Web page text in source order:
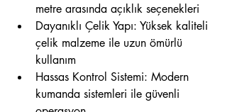
metre arasında açıklık seçenekleri
Dayanıklı Çelik Yapı: Yüksek kaliteli
çelik malzeme ile uzun ömürlü
kullanım
Hassas Kontrol Sistemi: Modern
kumanda sistemleri ile güvenli